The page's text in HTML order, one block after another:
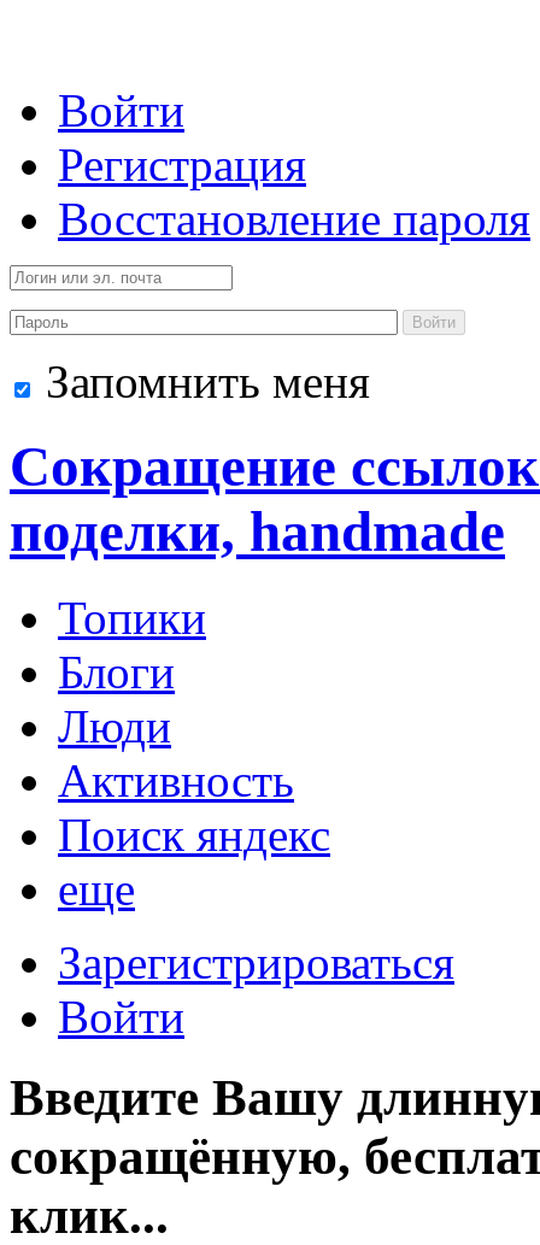
Войти
Регистрация
Восстановление пароля
Войти
Запомнить меня
Сокращение
поделки, handmade
Топики
Блоги
Люди
Активность
Поиск яндекс
еще
Зарегистрироваться
Войти
Введите Вашу
сокращённую,
клик...